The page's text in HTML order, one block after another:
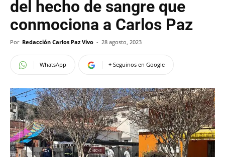
del hecho de sangre que
conmociona a Carlos Paz
Por Redacción Carlos Paz Vivo - 28 agosto, 2023
WhatsApp + Seguinos en Google